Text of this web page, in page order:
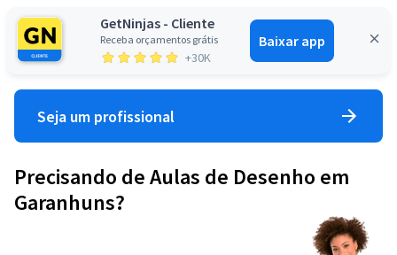
GetNinjas - Cliente
Receba orçamentos grátis
+30K
Baixar app
Entrar
Seja um profissional
Precisando de Aulas de Desenho em
Garanhuns?